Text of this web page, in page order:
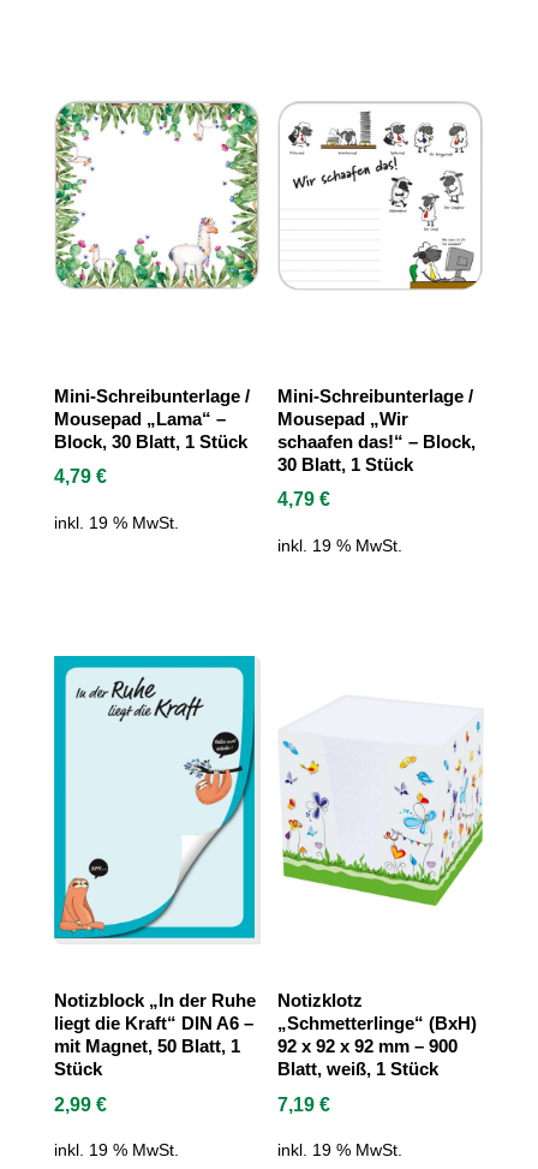
Mini-Schreibunterlage /
Mousepad „Lama“ –
Block, 30 Blatt, 1 Stück
4,79 €
inkl. 19 % MwSt.
Mini-Schreibunterlage /
Mousepad „Wir
schaafen das!“ – Block,
30 Blatt, 1 Stück
4,79€
inkl. 19 % MwSt.
Notizblock „In der Ruhe
liegt die Kraft“ DIN A6 –
mit Magnet, 50 Blatt, 1
Stück
2,99 €
inkl. 19 % MwSt.
Notizklotz
„Schmetterlinge“ (BxH)
92 x 92 x 92 mm – 900
Blatt, weiß, 1 Stück
7,19€
inkl. 19 % MwSt.